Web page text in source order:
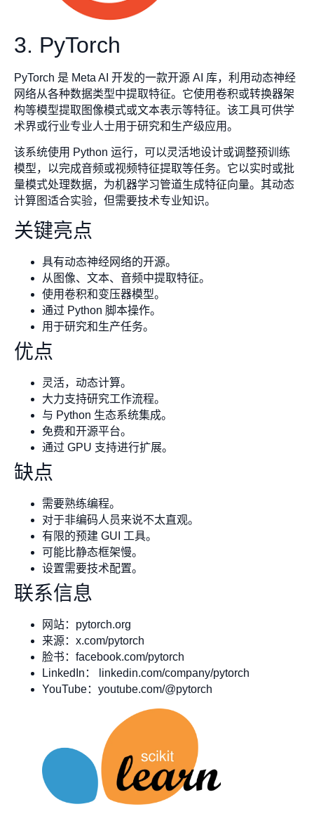
3. PyTorch
PyTorch 是 Meta AI 开发的一款开源 AI 库，利用动态神经
网络从各种数据类型中提取特征。它使用卷积或转换器架
构等模型提取图像模式或文本表示等特征。该工具可供学
术界或行业专业人士用于研究和生产级应用。
该系统使用 Python 运行，可以灵活地设计或调整预训练
模型，以完成音频或视频特征提取等任务。它以实时或批
量模式处理数据，为机器学习管道生成特征向量。其动态
计算图适合实验，但需要技术专业知识。
关键亮点
具有动态神经网络的开源。
从图像、文本、音频中提取特征。
使用卷积和变压器模型。
通过 Python 脚本操作。
用于研究和生产任务。
优点
灵活，动态计算。
大力支持研究工作流程。
与 Python 生态系统集成。
免费和开源平台。
通过 GPU 支持进行扩展。
缺点
需要熟练编程。
对于非编码人员来说不太直观。
有限的预建 GUI 工具。
可能比静态框架慢。
设置需要技术配置。
联系信息
网站：pytorch.org
来源：x.com/pytorch
脸书：facebook.com/pytorch
LinkedIn： linkedin.com/company/pytorch
YouTube：youtube.com/@pytorch